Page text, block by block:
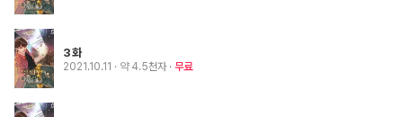
3화
2021.10.11 · 약 4.5천자 무료